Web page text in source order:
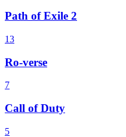
Path of Exile 2
13
Ro-verse
7
Call of Duty
5